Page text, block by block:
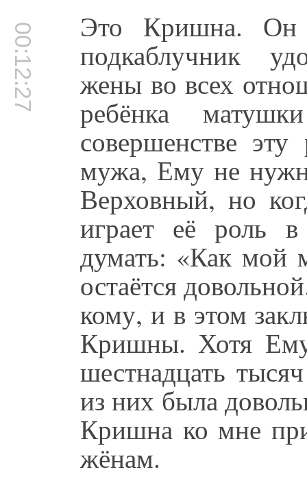
00:12:27 Это Кришна. Он
подкаблучник
жены во всех
ребёнка
совершенстве
мужа, Ему не
Верховный, но
играет её роль
думать: «Как мой
остаётся
кому, и в этом
Кришны. Хотя Ему
шестнадцать
из них была
Кришна ко мне
жёнам.